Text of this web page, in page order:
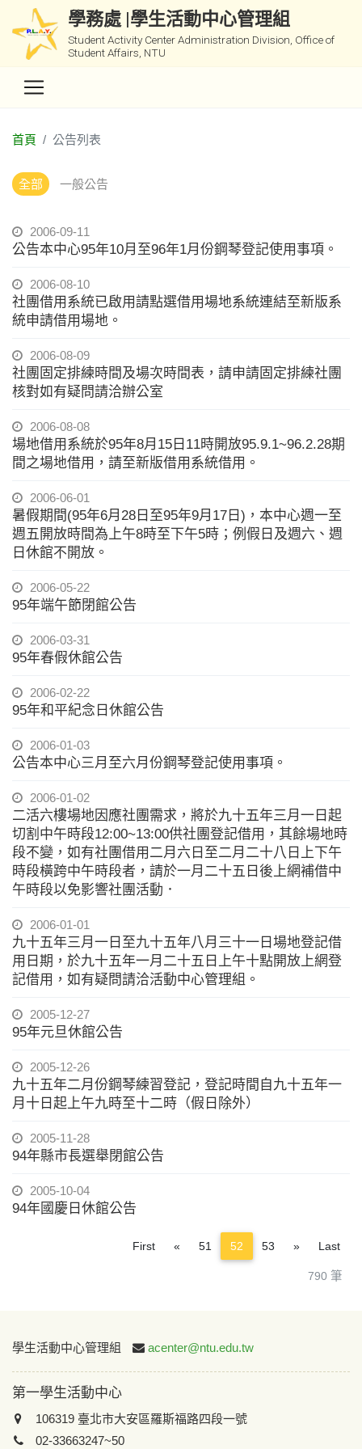
學務處 |學生活動中心管理組
Student Activity Center Administration Division, Office of
Student Affairs, NTU
首頁 公告列表
全部 一般公告
2006-09-11
公告本中心95年10月至96年1月份鋼琴登記使用事項。
2006-08-10
社團借用系統已啟用請點選借用場地系統連結至新版系
統申請借用場地。
2006-08-09
社團固定排練時間及場次時間表，請申請固定排練社團
核對如有疑問請洽辦公室
2006-08-08
場地借用系統於95年8月15日11時開放95.9.1~96.2.28期
間之場地借用，請至新版借用系統借用。
2006-06-01
暑假期間(95年6月28日至95年9月17日)，本中心週一至
週五開放時間為上午8時至下午5時；例假日及週六、週
日休館不開放。
2006-05-22
95年端午節閉館公告
2006-03-31
95年春假休館公告
2006-02-22
95年和平紀念日休館公告
2006-01-03
公告本中心三月至六月份鋼琴登記使用事項。
2006-01-02
二活六樓場地因應社團需求，將於九十五年三月一日起
切割中午時段12:00~13:00供社團登記借用，其餘場地時
段不變，如有社團借用二月六日至二月二十八日上下午
時段橫跨中午時段者，請於一月二十五日後上網補借中
午時段以免影響社團活動．
2006-01-01
九十五年三月一日至九十五年八月三十一日場地登記借
用日期，於九十五年一月二十五日上午十點開放上網登
記借用，如有疑問請洽活動中心管理組。
2005-12-27
95年元旦休館公告
2005-12-26
九十五年二月份鋼琴練習登記，登記時間自九十五年一
月十日起上午九時至十二時（假日除外）
2005-11-28
94年縣市長選舉閉館公告
2005-10-04
94年國慶日休館公告
790 筆
First « Previous
51 52 53 »NextLast
:::
學生活動中心管理組 acenter@ntu.edu.tw
第一學生活動中心
106319 臺北市大安區羅斯福路四段一號
02-33663247~50